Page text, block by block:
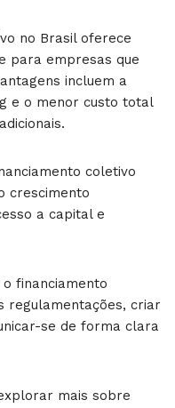
no Brasil oferece
para empresas que
incluem a
e o menor custo total
coletivo
crescimento
a capital e
financiamento
regulamentações, criar
se de forma clara
mais sobre